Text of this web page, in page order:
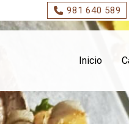
981 640 589
Inicio